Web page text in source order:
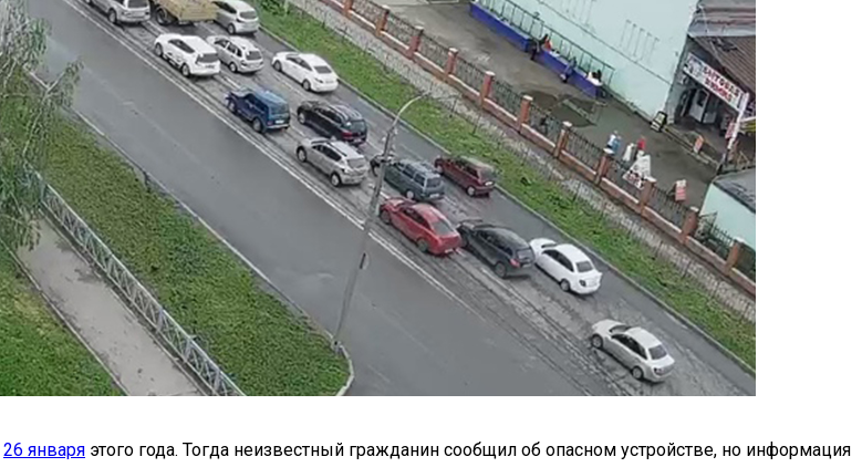
26 января этого года. Тогда неизвестный гражданин сообщил об опасном устройстве, но информация